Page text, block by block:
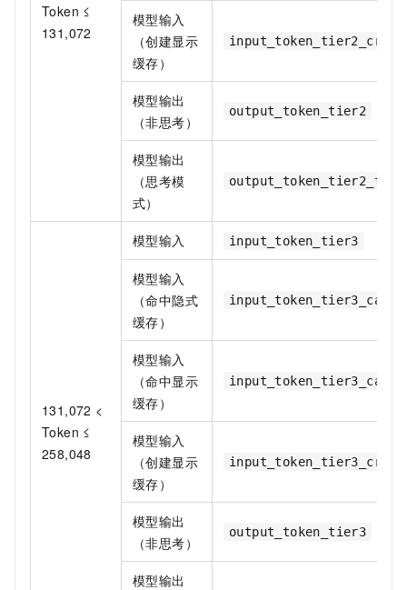
Token ≤
131,072
模型输入
（创建显示
缓存）
模型输出
（非思考）
output_token_tier2
模型输出
（思考模
式）
131,072 <
Token ≤
258,048
模型输入 input_token_tier3
模型输入
（命中隐式
缓存）
模型输入
（命中显示
缓存）
模型输入
（创建显示
缓存）
模型输出
（非思考）
output_token_tier3
模型输出